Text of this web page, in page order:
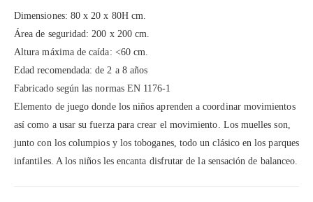
Dimensiones: 80 x 20 x 80H cm.
Área de seguridad: 200 x 200 cm.
Altura máxima de caída: <60 cm.
Edad recomendada: de 2 a 8 años
Fabricado según las normas EN 1176-1
Elemento de juego donde los niños aprenden a coordinar movimientos
así como a usar su fuerza para crear el movimiento. Los muelles son,
junto con los columpios y los toboganes, todo un clásico en los parques
infantiles. A los niños les encanta disfrutar de la sensación de balanceo.